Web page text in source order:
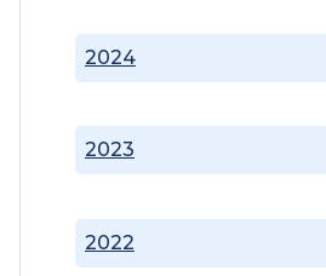
2022
2023
2024